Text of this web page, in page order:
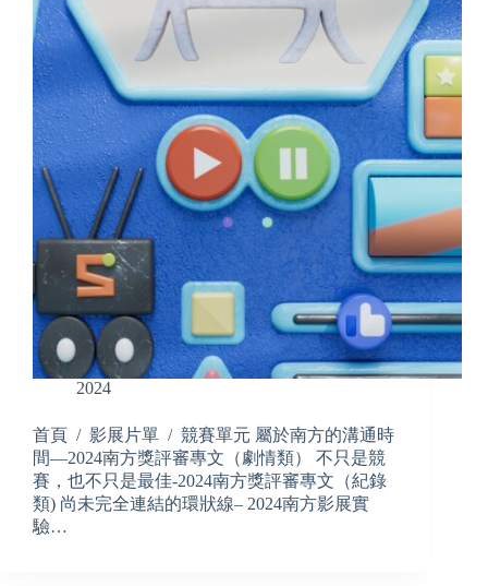
2024
首頁 / 影展片單 / 競賽單元 屬於南方的溝通時
間—2024南方獎評審專文（劇情類） 不只是競
賽，也不只是最佳-2024南方獎評審專文（紀錄
類) 尚未完全連結的環狀線– 2024南方影展實
驗…